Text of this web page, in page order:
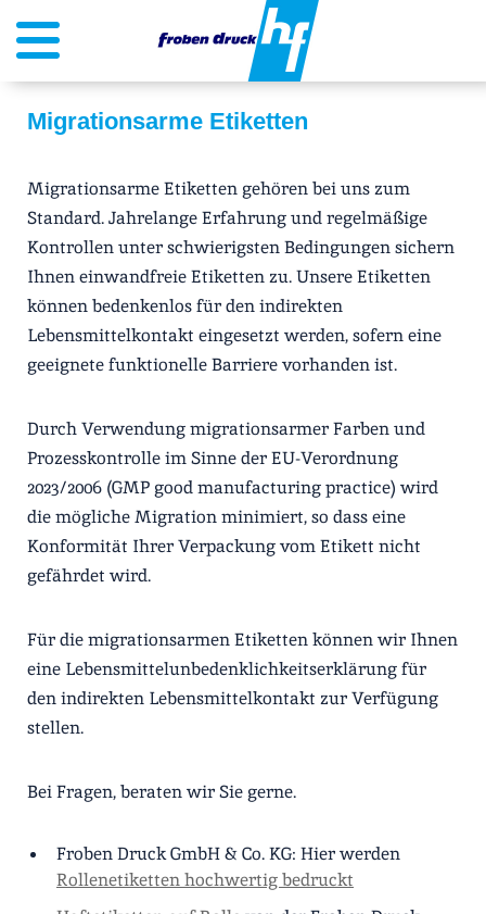
Migrationsarme Etiketten
Migrationsarme Etiketten gehören bei uns zum
Standard. Jahrelange Erfahrung und regelmäßige
Kontrollen unter schwierigsten Bedingungen sichern
Ihnen einwandfreie Etiketten zu. Unsere Etiketten
können bedenkenlos für den indirekten
Lebensmittelkontakt eingesetzt werden, sofern eine
geeignete funktionelle Barriere vorhanden ist.
Durch Verwendung migrationsarmer Farben und
Prozesskontrolle im Sinne der EU-Verordnung
2023/2006 (GMP good manufacturing practice) wird
die mögliche Migration minimiert, so dass eine
Konformität Ihrer Verpackung vom Etikett nicht
gefährdet wird.
Für die migrationsarmen Etiketten können wir Ihnen
eine Lebensmittelunbedenklichkeitserklärung für
den indirekten Lebensmittelkontakt zur Verfügung
stellen.
Bei Fragen, beraten wir Sie gerne.
Froben Druck GmbH & Co. KG: Hier werden
Rollenetiketten hochwertig bedruckt